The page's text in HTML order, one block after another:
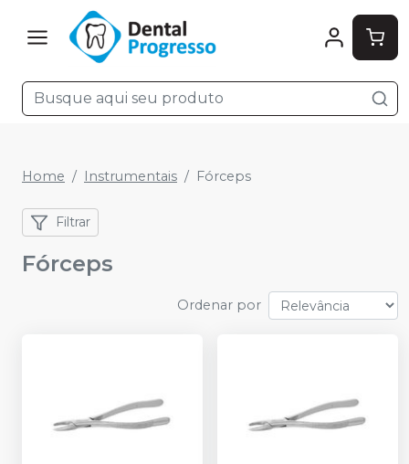
Home Instrumentais Fórceps
Filtrar
Fórceps
Ordenar por